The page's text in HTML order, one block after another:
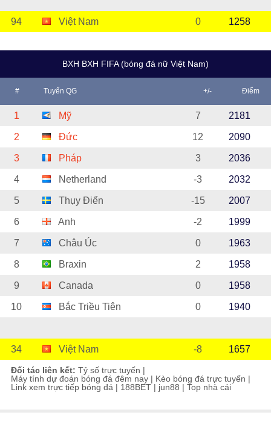
94 Việt Nam 0 1258
BXH BXH FIFA (bóng đá nữ Việt Nam)
# Tuyển QG +/- Điểm
1 Mỹ 7 2181
2 Đức 12 2090
3 Pháp 3 2036
4 Netherland -3 2032
5 Thụy Điển -15 2007
6 Anh -2 1999
7 Châu Úc 0 1963
8 Braxin 2 1958
9 Canada 0 1958
10 Bắc Triều Tiên 0 1940
34 Việt Nam -8 1657
Đối tác liên kết: Tỷ số trực tuyến |
Máy tính dự đoán bóng đá đêm nay | Kèo bóng đá trực tuyến |
Link xem trực tiếp bóng đá | 188BET | jun88 | Top nhà cái